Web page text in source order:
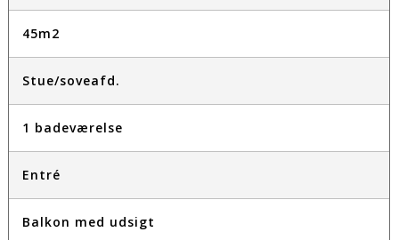
45m2
Stue/soveafd.
1 badeværelse
Entré
Balkon med udsigt